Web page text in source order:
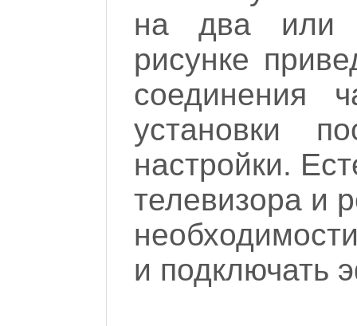
на два или
рисунке
соединения
установки
настройки.
телевизора и
и подключать